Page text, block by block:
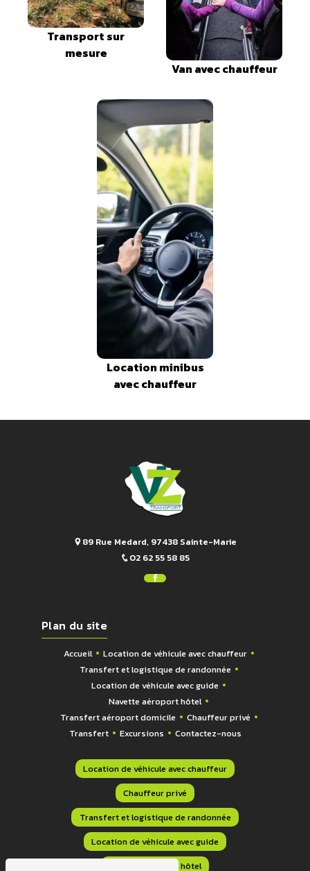
Transport sur
mesure
Van avec chauffeur
Location minibus
avec chauffeur
89 Rue Medard, 97438 Sainte-Marie
02 62 55 58 85
Plan du site
Accueil
Location de véhicule avec chauffeur
Transfert et logistique de randonnée
Location de véhicule avec guide
Navette aéroport hôtel
Transfert aéroport domicile
Chauffeur privé
Transfert
Excursions Contactez-nous
Location de véhicule avec chauffeur
Chauffeur privé
Transfert et logistique de randonnée
Location de véhicule avec guide
Navette aéroport hôtel